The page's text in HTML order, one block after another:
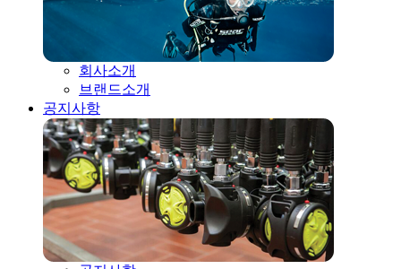
회사소개
브랜드소개
공지사항